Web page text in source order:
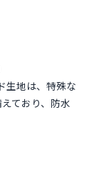
生地は、特殊な
ており、防水